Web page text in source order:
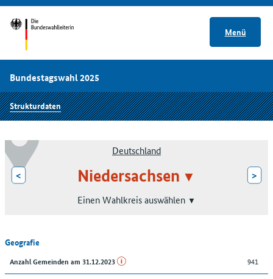
Menü
Bundestagswahl 2025
Strukturdaten
Deutschland
< Niedersachsen >
Einen Wahlkreis auswählen
Geografie
Anzahl Gemeinden am 31.12.2023 941